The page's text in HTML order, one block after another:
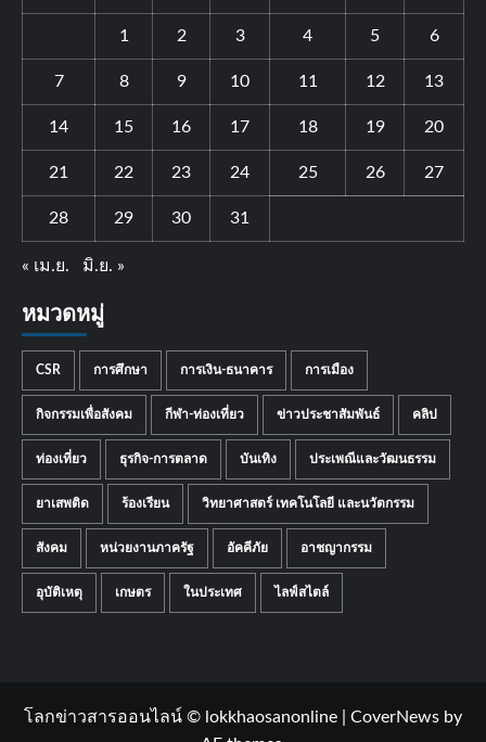
1 2 3 4 5 6
7 8 9 10 11 12 13
14 15 16 17 18 19 20
21 22 23 24 25 26 27
28 29 30 31
« เม.ย. มิ.ย. »
หมวดหมู่
CSR การศึกษา การเงิน-ธนาคาร การเมือง
กิจกรรมเพื่อสังคม กีฬา-ท่องเที่ยว ข่าวประชาสัมพันธ์ คลิป
ท่องเที่ยว ธุรกิจ-การตลาด บันเทิง ประเพณีและวัฒนธรรม
ยาเสพติด ร้องเรียน วิทยาศาสตร์ เทคโนโลยี และนวัตกรรม
สังคม หน่วยงานภาครัฐ อัคคีภัย อาชญากรรม
อุบัติเหตุ เกษตร ในประเทศ ไลฟ์สไตล์
โลกข่าวสารออนไลน์ © lokkhaosanonline CoverNews by